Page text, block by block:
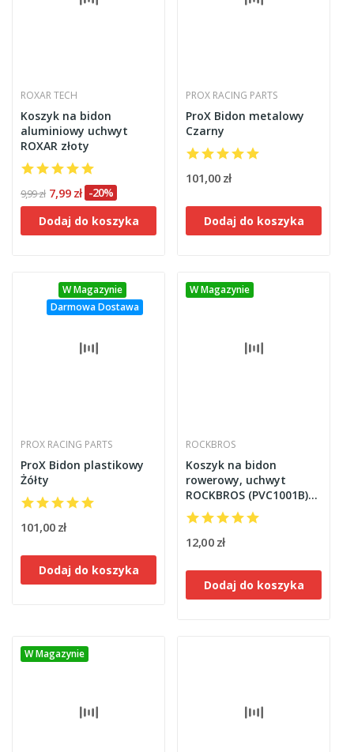
ROXAR TECH
Koszyk na bidon
aluminiowy uchwyt
ROXAR złoty
9,99 zł 7,99 zł -20%
Dodaj do koszyka
PROX RACING PARTS
ProX Bidon metalowy
Czarny
101,00 zł
Dodaj do koszyka
W Magazynie
Darmowa Dostawa
PROX RACING PARTS
ProX Bidon plastikowy
Żółty
101,00 zł
Dodaj do koszyka
W Magazynie
ROCKBROS
Koszyk na bidon
rowerowy, uchwyt
ROCKBROS (PVC1001B)
niebieski
12,00 zł
Dodaj do koszyka
W Magazynie